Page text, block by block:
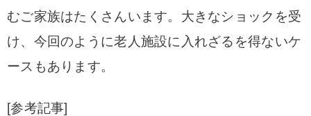
むご家族はたくさんいます。大きなショックを受
け、今回のように老人施設に入れざるを得ないケ
ースもあります。
[参考記事]